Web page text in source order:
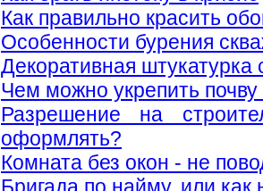
Как правильно красить
Особенности бурения
Декоративная штукатурка
Чем можно укрепить почву
Разрешение на
оформлять?
Комната без окон - не
Бригада по найму, или как